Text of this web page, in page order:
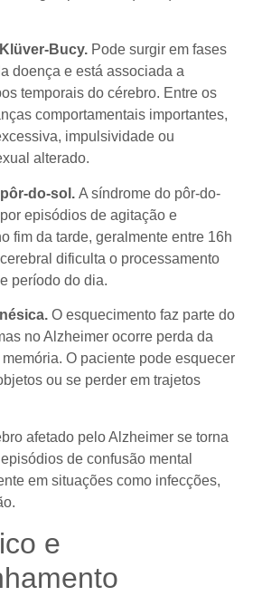
Bucy. Pode surgir em fases
doença e está associada a
temporais do cérebro. Entre os
comportamentais importantes,
impulsividade ou
alterado.
do-sol. A síndrome do pôr-do-
episódios de agitação e
fim da tarde, geralmente entre 16h
dificulta o processamento
período do dia.
O esquecimento faz parte do
no Alzheimer ocorre perda da
O paciente pode esquecer
ou se perder em trajetos
afetado pelo Alzheimer se torna
de confusão mental
em situações como infecções,
e